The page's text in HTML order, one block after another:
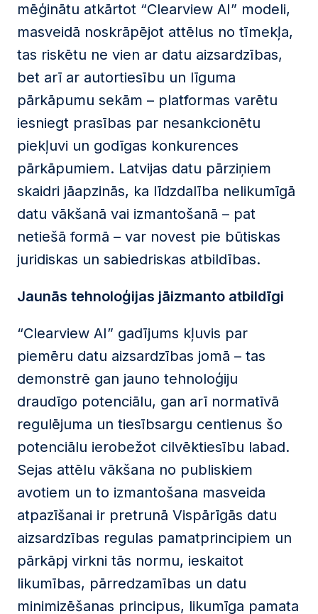
mēģinātu atkārtot “Clearview AI” modeli,
masveidā noskrāpējot attēlus no tīmekļa,
tas riskētu ne vien ar datu aizsardzības,
bet arī ar autortiesību un līguma
pārkāpumu sekām – platformas varētu
iesniegt prasības par nesankcionētu
piekļuvi un godīgas konkurences
pārkāpumiem. Latvijas datu pārziņiem
skaidri jāapzinās, ka līdzdalība nelikumīgā
datu vākšanā vai izmantošanā – pat
netiešā formā – var novest pie būtiskas
juridiskas un sabiedriskas atbildības.
Jaunās tehnoloģijas jāizmanto atbildīgi
“Clearview AI” gadījums kļuvis par
piemēru datu aizsardzības jomā – tas
demonstrē gan jauno tehnoloģiju
draudīgo potenciālu, gan arī normatīvā
regulējuma un tiesībsargu centienus šo
potenciālu ierobežot cilvēktiesību labad.
Sejas attēlu vākšana no publiskiem
avotiem un to izmantošana masveida
atpazīšanai ir pretrunā Vispārīgās datu
aizsardzības regulas pamatprincipiem un
pārkāpj virkni tās normu, ieskaitot
likumības, pārredzamības un datu
minimizēšanas principus, likumīga pamata